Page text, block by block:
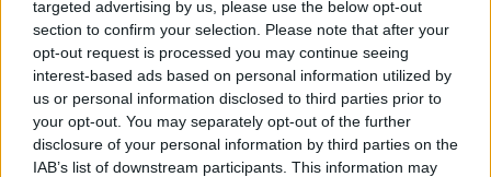
targeted advertising by us, please use the below opt-out
section to confirm your selection. Please note that after your
opt-out request is processed you may continue seeing
interest-based ads based on personal information utilized by
us or personal information disclosed to third parties prior to
your opt-out. You may separately opt-out of the further
disclosure of your personal information by third parties on the
IAB’s list of downstream participants. This information may